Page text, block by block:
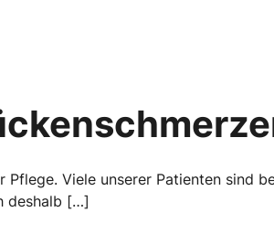
Viele unserer Patienten sind
deshalb […]